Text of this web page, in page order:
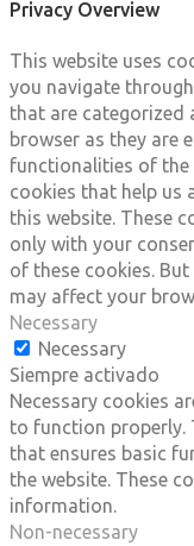
Privacy Overview
This website uses
you navigate
that are categorized
browser as they are
functionalities of the
cookies that help us
this website. These
only with your
of these cookies.
may affect your
Necessary
Necessary
Siempre activado
Necessary cookies
to function properly.
that ensures basic
the website. These
information.
Non-necessary